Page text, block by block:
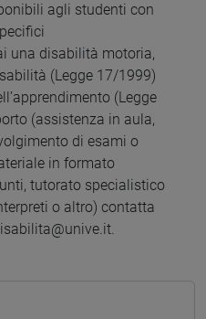
agli studenti con
una disabilità motoria,
(Legge 17/1999)
(Legge
(assistenza in aula,
di esami o
in formato
tutorato specialistico
o altro) contatta